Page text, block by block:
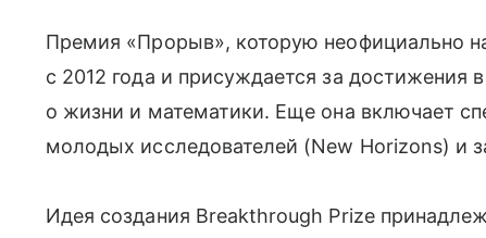
Премия «Прорыв», которую неофициально
с 2012 года и присуждается за достижения
о жизни и математики. Еще она включает
молодых исследователей (New Horizons) и
Идея создания Breakthrough Prize